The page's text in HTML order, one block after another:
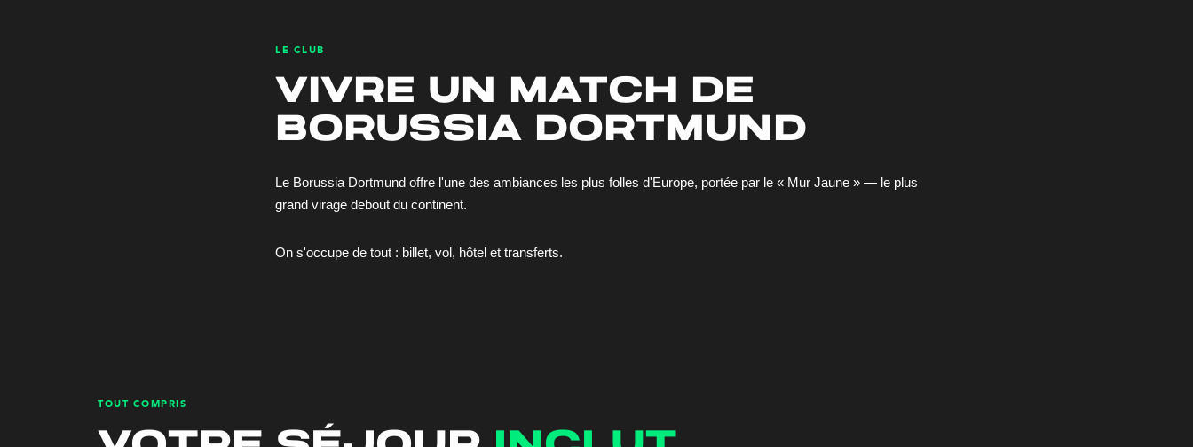
LE CLUB
vivre un match de
borussia dortmund
Le Borussia Dortmund offre l'une des ambiances les plus folles d'Europe, portée par le « Mur Jaune » — le plus
grand virage debout du continent.
On s'occupe de tout : billet, vol, hôtel et transferts.
TOUT COMPRIS